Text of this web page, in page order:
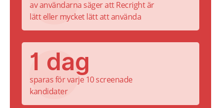
av användarna säger att Recright är
lätt eller mycket lätt att använda
1 dag
sparas för varje 10 screenade
kandidater